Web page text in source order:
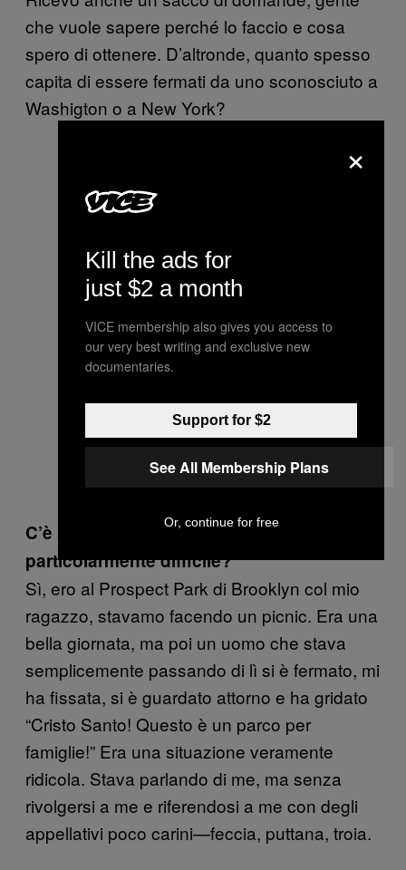
che vuole sapere perché lo faccio e cosa
spero di ottenere. D’altronde, quanto spesso
capita di essere fermati da uno sconosciuto a
Washigton o a New York?
C’è stata una conversazione
particolarmente difficile?
Sì, ero al Prospect Park di Brooklyn col mio
ragazzo, stavamo facendo un picnic. Era una
bella giornata, ma poi un uomo che stava
semplicemente passando di lì si è fermato, mi
ha fissata, si è guardato attorno e ha gridato
“Cristo Santo! Questo è un parco per
famiglie!” Era una situazione veramente
ridicola. Stava parlando di me, ma senza
rivolgersi a me e riferendosi a me con degli
appellativi poco carini—feccia, puttana, troia.
×
Kill the ads for
just $2 a month
VICE membership also gives you access to
our very best writing and exclusive new
documentaries.
Support for $2
See All Membership Plans
Or, continue for free